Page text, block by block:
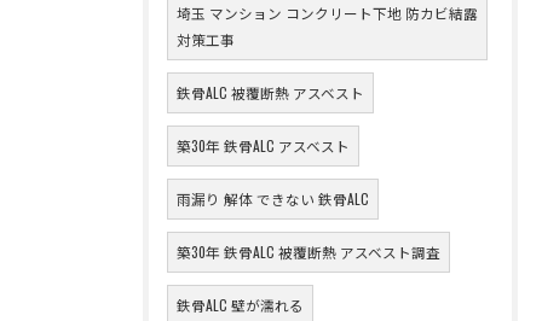
埼玉 マンション コンクリート下地 防カビ結露
対策工事
鉄骨ALC 被覆断熱 アスベスト
築30年 鉄骨ALC アスベスト
雨漏り 解体 できない 鉄骨ALC
築30年 鉄骨ALC 被覆断熱 アスベスト調査
鉄骨ALC 壁が濡れる